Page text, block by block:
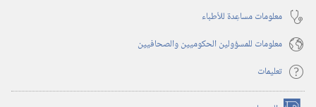
معلومات مساعِدة للأطباء
معلومات للمسؤولين الحكوميين والصحافيين
تعليمات